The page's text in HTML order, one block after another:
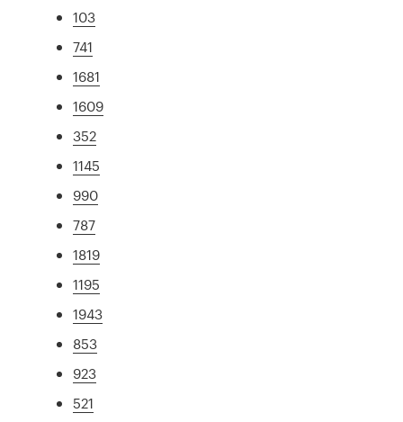
103
741
1681
1609
352
1145
990
787
1819
1195
1943
853
923
521